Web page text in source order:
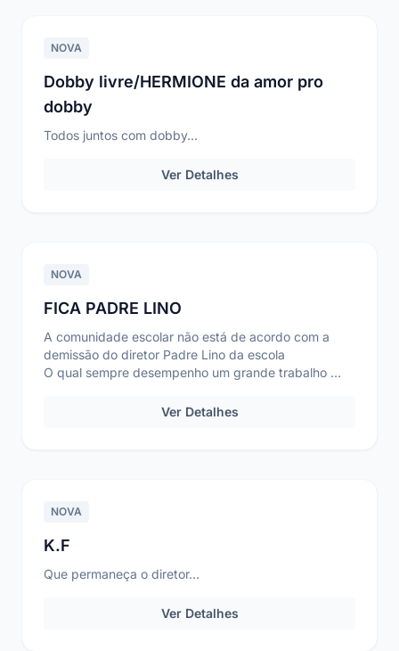
NOVA
Dobby livre/HERMIONE da amor pro
dobby
Todos juntos com dobby...
Ver Detalhes
NOVA
FICA PADRE LINO
A comunidade escolar não está de acordo com a
demissão do diretor Padre Lino da escola
O qual sempre desempenho um grande trabalho
Ver Detalhes
NOVA
K.F
Que permaneça o diretor...
Ver Detalhes